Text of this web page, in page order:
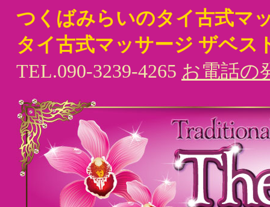
つくばみらいのタイ古式マ
タイ古式マッサージ ザベス
TEL.090-3239-4265 お電話の